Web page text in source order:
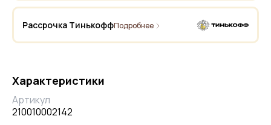
Рассрочка ТинькоффПодробнее
Характеристики
Артикул
210010002142